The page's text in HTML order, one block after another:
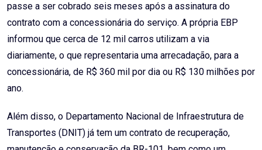
passe a ser cobrado seis meses após a assinatura do
contrato com a concessionária do serviço. A própria EBP
informou que cerca de 12 mil carros utilizam a via
diariamente, o que representaria uma arrecadação, para a
concessionária, de R$ 360 mil por dia ou R$ 130 milhões por
ano.
Além disso, o Departamento Nacional de Infraestrutura de
Transportes (DNIT) já tem um contrato de recuperação,